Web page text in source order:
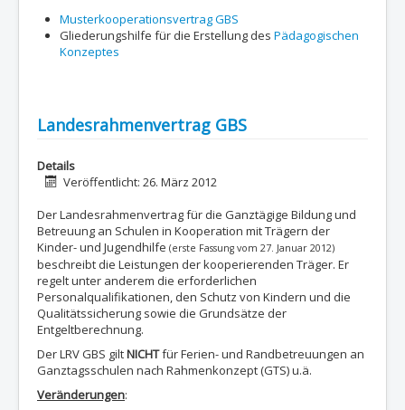
Musterkooperationsvertrag GBS
Gliederungshilfe für die Erstellung des Pädagogischen
Konzeptes
Landesrahmenvertrag GBS
Details
Veröffentlicht: 26. März 2012
Der Landesrahmenvertrag für die Ganztägige Bildung und
Betreuung an Schulen in Kooperation mit Trägern der
Kinder- und Jugendhilfe (erste Fassung vom 27. Januar 2012)
beschreibt die Leistungen der kooperierenden Träger. Er
regelt unter anderem die erforderlichen
Personalqualifikationen, den Schutz von Kindern und die
Qualitätssicherung sowie die Grundsätze der
Entgeltberechnung.
Der LRV GBS giltNICHTfür Ferien- und Randbetreuungen an
Ganztagsschulen nach Rahmenkonzept (GTS) u.ä.
Veränderungen: